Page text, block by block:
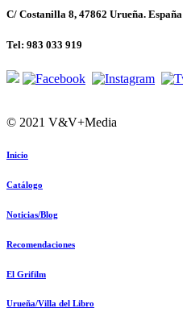
C/ Costanilla 8, 47862 Urueña. España
Tel: 983 033 919
© 2021 V&V+Media
Inicio
Catálogo
Noticias/Blog
Recomendaciones
El Grifilm
Urueña/Villa del Libro